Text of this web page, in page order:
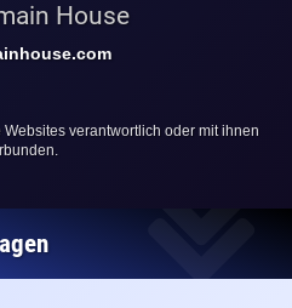
House
verantwortlich oder mit ihnen